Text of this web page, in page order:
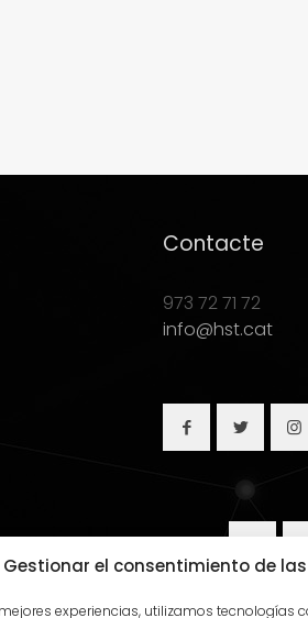
Gestionar el consentimiento de
experiencias, utilizamos tecnologías
Contacte
973 72 71 72
info@hst.cat